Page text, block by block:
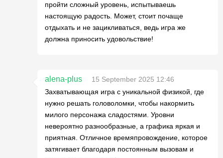
пройти сложный уровень, испытываешь
настоящую радость. Может, стоит почаще
отдыхать и не зацикливаться, ведь игра же
должна приносить удовольствие!
alena-plus
15 September 2025 12:46
Захватывающая игра с уникальной физикой, где
нужно решать головоломки, чтобы накормить
милого персонажа сладостями. Уровни
невероятно разнообразные, а графика яркая и
приятная. Отличное времяпровождение, которое
затягивает благодаря постоянным вызовам и